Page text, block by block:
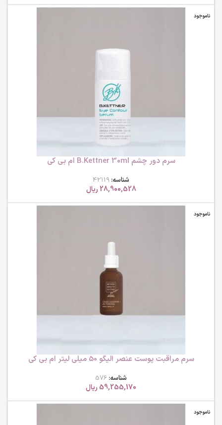
ناموجود
سرم دور چشم B.Kettner 30ml ام بی کی
شناسه: 42119
28,900,528 ریال
ناموجود
سرم مراقبت پوست عنصر الیگو 50 میلی لیتر ام بی کی
شناسه: 576
59,255,170 ریال
ناموجود